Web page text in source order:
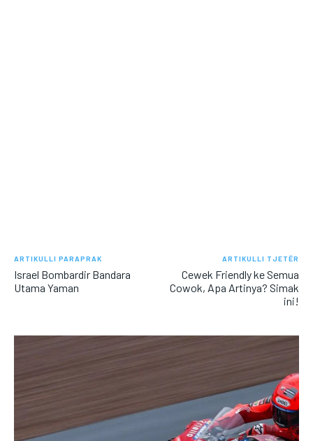
ARTIKULLI PARAPRAK
Israel Bombardir Bandara
Utama Yaman
ARTIKULLI TJETËR
Cewek Friendly ke Semua
Cowok, Apa Artinya? Simak
ini!